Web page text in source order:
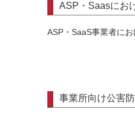
ASP・Saasにお
ASP・SaaS事業者に
事業所向け公害